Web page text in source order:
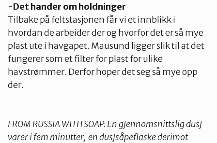
-Det hander om holdninger
Tilbake på feltstasjonen får vi et innblikk i
hvordan de arbeider der og hvorfor det er så mye
plast ute i havgapet. Mausund ligger slik til at det
fungerer som et filter for plast for ulike
havstrømmer. Derfor hoper det seg så mye opp
der.
FROM RUSSIA WITH SOAP: En gjennomsnittslig dusj
varer i fem minutter, en dusjsåpeflaske derimot